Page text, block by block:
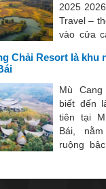
2025
Travel –
vào cửa
Long,
Huế, Phú...
Chải Resort là khu
Mù
biết đến
tiên tại
Bái,
ruộng